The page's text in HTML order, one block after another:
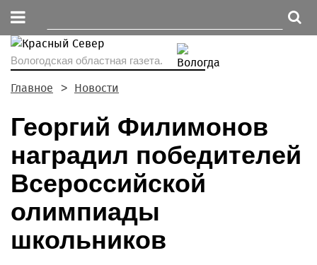
Вологодская областная газета.
Главное Новости
Георгий Филимонов
наградил победителей
Всероссийской
олимпиады
школьников